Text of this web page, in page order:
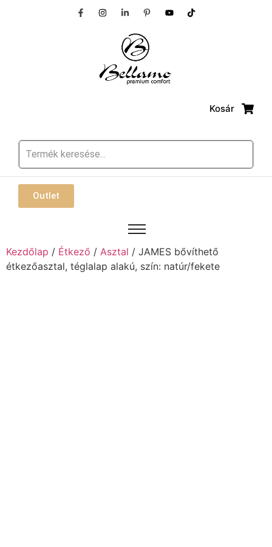
Kosár
Outlet
Kezdőlap / Étkező / Asztal / JAMES bővíthető
étkezőasztal, téglalap alakú, szín: natúr/fekete